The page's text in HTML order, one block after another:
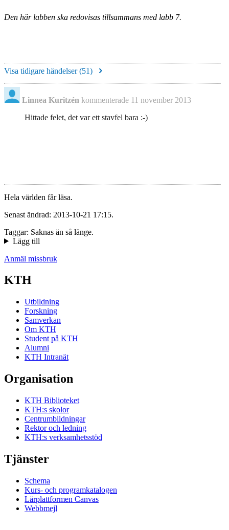
Den här labben ska redovisas tillsammans med labb 7.
Visa tidigare händelser (51)
Linnea Kuritzén kommenterade 11 november 2013
Hittade felet, det var ett stavfel bara :-)
Hela världen får läsa.
Senast ändrad: 2013-10-21 17:15.
Taggar: Saknas än så länge.
Lägg till
Anmäl missbruk
KTH
Utbildning
Forskning
Samverkan
Om KTH
Student på KTH
Alumni
KTH Intranät
Organisation
KTH Biblioteket
KTH:s skolor
Centrumbildningar
Rektor och ledning
KTH:s verksamhetsstöd
Tjänster
Schema
Kurs- och programkatalogen
Lärplattformen Canvas
Webbmejl